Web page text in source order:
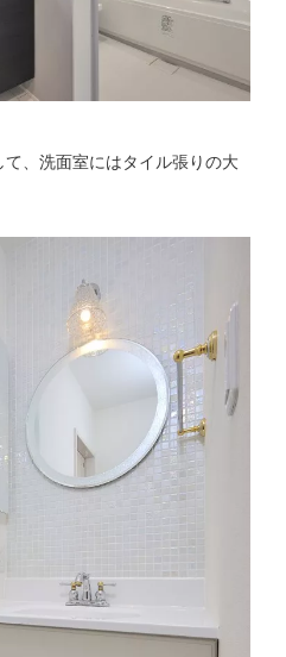
、洗面室にはタイル張りの大